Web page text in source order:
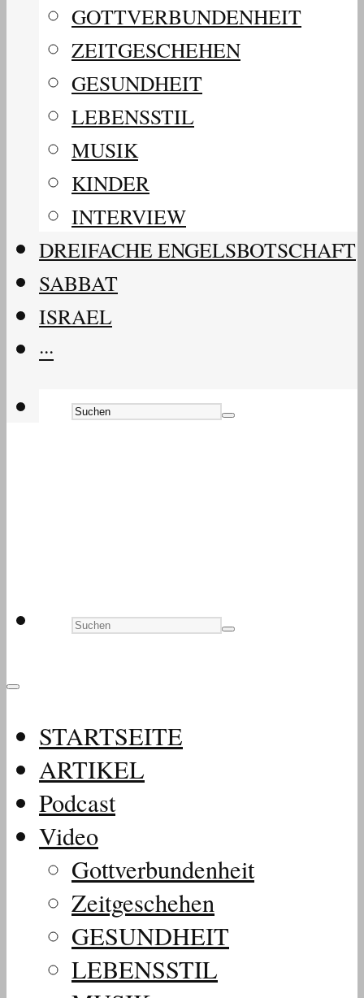
GOTTVERBUNDENHEIT
ZEITGESCHEHEN
GESUNDHEIT
LEBENSSTIL
MUSIK
KINDER
INTERVIEW
DREIFACHE ENGELSBOTSCHAFT
SABBAT
ISRAEL
···
STARTSEITE
ARTIKEL
Podcast
Video
Gottverbundenheit
Zeitgeschehen
GESUNDHEIT
LEBENSSTIL